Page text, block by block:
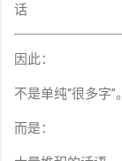
话
因此：
不是单纯“很多字”。
而是：